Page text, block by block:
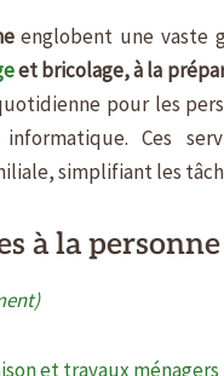
englobent une vaste
et bricolage, à la
pour les
informatique. Ces
simplifiant les
à la personne
et travaux ménagers